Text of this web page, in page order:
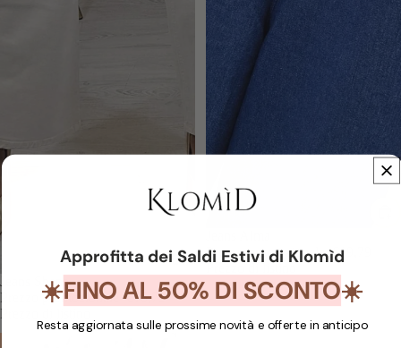
IN SCONTO
Jeans Shana
Prezzo promozionale
€16,79
Prezzo di listino
Prezzo promozionale €19,79
Prezzo di listino
€65,95
Approfitta dei Saldi Estivi di Klomìd
☀️FINO AL 50% DI SCONTO☀️
Resta aggiornata sulle prossime novità e offerte in anticipo